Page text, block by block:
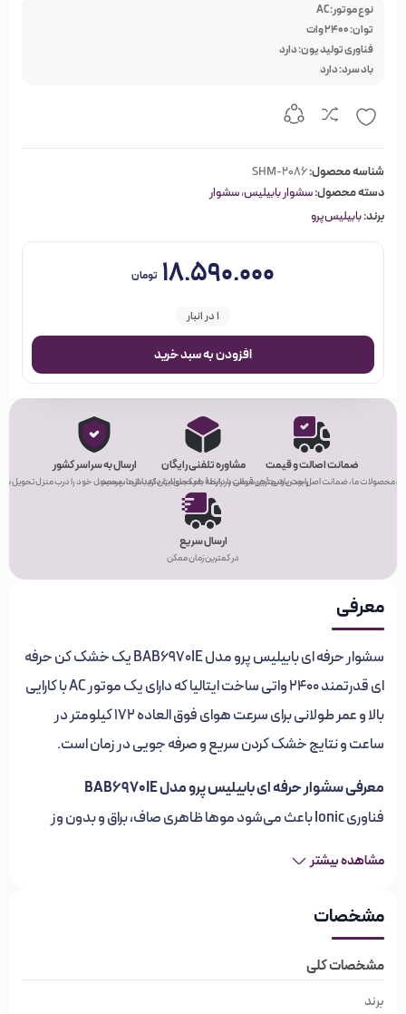
نوع موتور: AC
توان: 2400 وات
فناوری تولید یون: دارد
باد سرد: دارد
شناسه محصول:SHM-2086
دسته محصول:سشوار بابیلیس،سشوار
برند:بابیلیس‌پرو
۱۸.۵۹۰.۰۰۰ تومان
1 در انبار
افزودن به سبد خرید
ضمانت اصالت و قیمت
محصولات ما، ضمانت اصل بودن و بهترین قیمت را دارند!
مشاوره تلفنی رایگان
راحت باشید! هر سوالی در رابطه با محصولات دارید، از ما بپرسید.
ارسال به سراسر کشور
هر کجای ایران که باشید، محصول خود را درب منزل تحویل
ارسال سریع
در کمترین زمان ممکن
معرفی
سشوار حرفه ای بابیلیس پرو مدل BAB6970IE یک خشک کن حرفه
ای قدرتمند 2400 واتی ساخت ایتالیا که دارای یک موتور AC با کارایی
بالا و عمر طولانی برای سرعت هوای فوق العاده 172 کیلومتر در
ساعت و نتایج خشک کردن سریع و صرفه جویی در زمان است.
معرفی سشوار حرفه ای بابیلیس پرو مدل BAB6970IE
فناوری Ionic باعث می‌شود موها ظاهری صاف، براق و بدون وز
شوند.شات سرد و حالت قفل هوای سرد به موها درخشندگی و
استحکام کامل و نتایج طولانی مدت می دهد.
بی‌نظیری، خشک‌کردن بهینه و نتایج یک ظاهر عالی طولانی‌مدت با
مقاومت قوی‌تر در برابر رطوبت ارائه می‌دهد. کیفیت ساخت عالی آن
مشاهده بیشتر
مشخصات
مشخصات کلی
برند